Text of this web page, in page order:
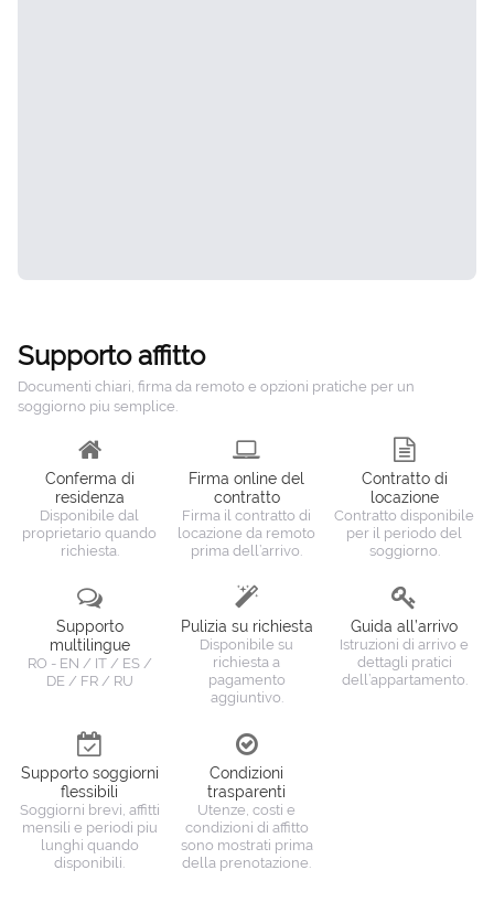
Supporto affitto
Documenti chiari, firma da remoto e opzioni pratiche per un
soggiorno piu semplice.
Conferma di
residenza
Disponibile dal
proprietario quando
richiesta.
Firma online del
contratto
Firma il contratto di
locazione da remoto
prima dell’arrivo.
Contratto di
locazione
Contratto disponibile
per il periodo del
soggiorno.
Supporto
multilingue
RO - EN / IT / ES /
DE / FR / RU
Pulizia su richiesta
Disponibile su
richiesta a
pagamento
aggiuntivo.
Guida all’arrivo
Istruzioni di arrivo e
dettagli pratici
dell’appartamento.
Supporto soggiorni
flessibili
Soggiorni brevi, affitti
mensili e periodi piu
lunghi quando
disponibili.
Condizioni
trasparenti
Utenze, costi e
condizioni di affitto
sono mostrati prima
della prenotazione.